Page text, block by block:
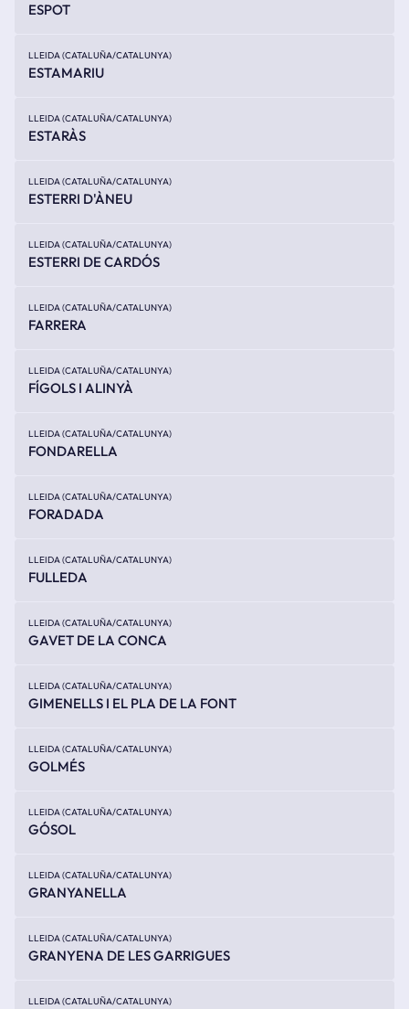
ESPOT
LLEIDA (CATALUÑA/CATALUNYA)
ESTAMARIU
LLEIDA (CATALUÑA/CATALUNYA)
ESTARÀS
LLEIDA (CATALUÑA/CATALUNYA)
ESTERRI D'ÀNEU
LLEIDA (CATALUÑA/CATALUNYA)
ESTERRI DE CARDÓS
LLEIDA (CATALUÑA/CATALUNYA)
FARRERA
LLEIDA (CATALUÑA/CATALUNYA)
FÍGOLS I ALINYÀ
LLEIDA (CATALUÑA/CATALUNYA)
FONDARELLA
LLEIDA (CATALUÑA/CATALUNYA)
FORADADA
LLEIDA (CATALUÑA/CATALUNYA)
FULLEDA
LLEIDA (CATALUÑA/CATALUNYA)
GAVET DE LA CONCA
LLEIDA (CATALUÑA/CATALUNYA)
GIMENELLS I EL PLA DE LA FONT
LLEIDA (CATALUÑA/CATALUNYA)
GOLMÉS
LLEIDA (CATALUÑA/CATALUNYA)
GÓSOL
LLEIDA (CATALUÑA/CATALUNYA)
GRANYANELLA
LLEIDA (CATALUÑA/CATALUNYA)
GRANYENA DE LES GARRIGUES
LLEIDA (CATALUÑA/CATALUNYA)